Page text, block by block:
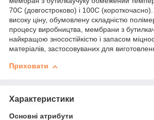
70С (довгостроково) і 100С
високу ціну, обумовлену складністю
процесу виробництва, мембрани з
найкращою зносостійкістю і запасом
матеріалів, застосовуваних для
Приховати
Характеристики
Основні атрибути